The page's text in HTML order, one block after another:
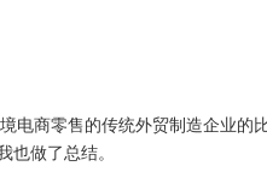
商零售的传统外贸制造企业的
也做了总结。